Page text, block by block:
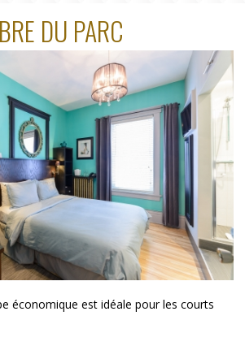
DU PARC
économique est idéale pour les courts